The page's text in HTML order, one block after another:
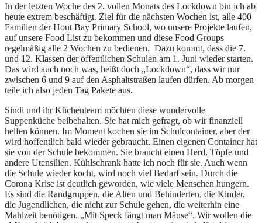
In der letzten Woche des 2. vollen Monats des Lockdown bin ich ab
heute extrem beschäftigt. Ziel für die nächsten Wochen ist, alle 400
Familien der Hout Bay Primary School, wo unsere Projekte laufen,
auf unsere Food List zu bekommen und diese Food Groups
regelmäßig alle 2 Wochen zu bedienen. Dazu kommt, dass die 7.
und 12. Klassen der öffentlichen Schulen am 1. Juni wieder starten.
Das wird auch noch was, heißt doch „Lockdown“, dass wir nur
zwischen 6 und 9 auf den Asphaltstraßen laufen dürfen. Ab morgen
teile ich also jeden Tag Pakete aus.
Sindi und ihr Küchenteam möchten diese wundervolle
Suppenküche beibehalten. Sie hat mich gefragt, ob wir finanziell
helfen können. Im Moment kochen sie im Schulcontainer, aber der
wird hoffentlich bald wieder gebraucht. Einen eigenen Container hat
sie von der Schule bekommen. Sie braucht einen Herd, Töpfe und
andere Utensilien. Kühlschrank hatte ich noch für sie. Auch wenn
die Schule wieder kocht, wird noch viel Bedarf sein. Durch die
Corona Krise ist deutlich geworden, wie viele Menschen hungern.
Es sind die Randgruppen, die Alten und Behinderten, die Kinder,
die Jugendlichen, die nicht zur Schule gehen, die weiterhin eine
Mahlzeit benötigen. „Mit Speck fängt man Mäuse“. Wir wollen die